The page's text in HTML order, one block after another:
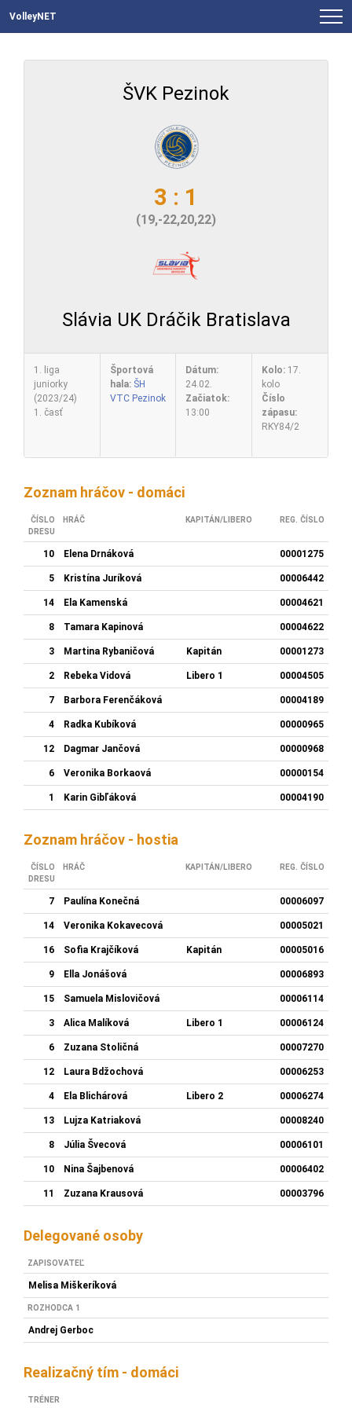
VolleyNET
ŠVK Pezinok
3 : 1
(19,-22,20,22)
Slávia UK Dráčik Bratislava
1. liga
juniorky
(2023/24)
1. časť
Športová
hala: ŠH
VTC Pezinok
Dátum:
24.02.
Začiatok:
13:00
Kolo:17.
kolo
Číslo
zápasu:
RKY84/2
Zoznam hráčov - domáci
ČÍSLO
DRESU
HRÁČ KAPITÁN/LIBERO REG. ČÍSLO
10 Elena Drnáková 00001275
5 Kristína Juríková 00006442
14 Ela Kamenská 00004621
8 Tamara Kapinová 00004622
3 Martina Rybaničová Kapitán 00001273
2 Rebeka Vidová Libero 1 00004505
7 Barbora Ferenčáková 00004189
4 Radka Kubíková 00000965
12 Dagmar Jančová 00000968
6 Veronika Borkaová 00000154
1 Karin Gibľáková 00004190
Zoznam hráčov - hostia
ČÍSLO
DRESU
HRÁČ KAPITÁN/LIBERO REG. ČÍSLO
7 Paulína Konečná 00006097
14 Veronika Kokavecová 00005021
16 Sofia Krajčíková Kapitán 00005016
9 Ella Jonášová 00006893
15 Samuela Mislovičová 00006114
3 Alica Malíková Libero 1 00006124
6 Zuzana Stoličná 00007270
12 Laura Bdžochová 00006253
4 Ela Blichárová Libero 2 00006274
13 Lujza Katriaková 00008240
8 Júlia Švecová 00006101
10 Nina Šajbenová 00006402
11 Zuzana Krausová 00003796
Delegované osoby
ZAPISOVATEĽ
Melisa Miškeríková
ROZHODCA 1
Andrej Gerboc
Realizačný tím - domáci
TRÉNER